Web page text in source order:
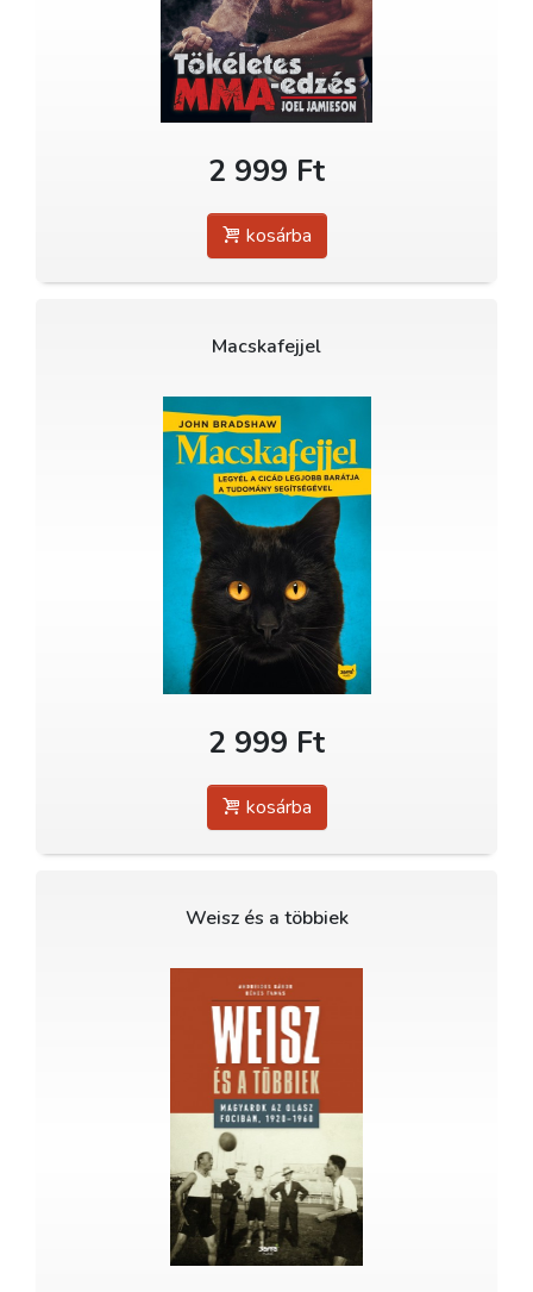
2 999 Ft
kosárba
Macskafejjel
2 999 Ft
kosárba
Weisz és a többiek